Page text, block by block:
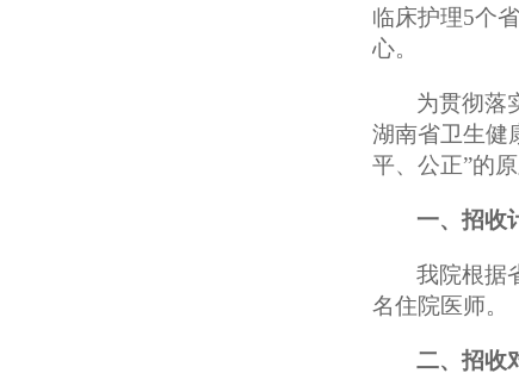
临床护理5个
心。
为贯彻落
湖南省卫生健
平、公正”的原
一、招收
我院根据
名住院医师。
二、招收